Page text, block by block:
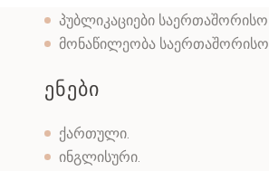
პუბლიკაციები
მონაწილეობა საერთაშორისო
ენები
ქართული.
ინგლისური.